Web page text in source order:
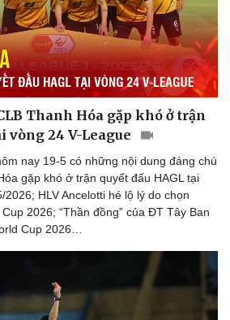
Thanh Hóa gặp khó ở trận
vòng 24 V-League
nay 19-5 có những nội dung đáng chú
gặp khó ở trận quyết đấu HAGL tại
HLV Ancelotti hé lộ lý do chọn
2026; “Thần đồng” của ĐT Tây Ban
Cup 2026…